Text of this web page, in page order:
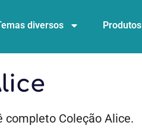
diversos Produtos
completo Coleção Alice.